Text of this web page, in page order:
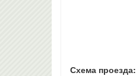
Схема проезда: